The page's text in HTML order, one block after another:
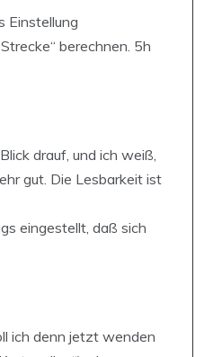
Einstellung
berechnen. 5h
drauf, und ich weiß,
gut. Die Lesbarkeit ist
eingestellt, daß sich
ich denn jetzt wenden